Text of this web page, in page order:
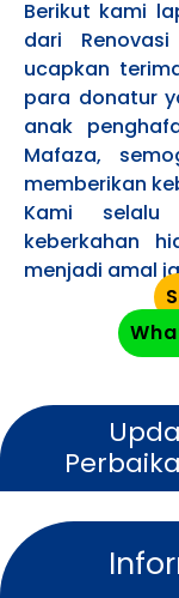
Berikut kami
dari
ucapkan
para donatur
anak
Mafaza,
memberikan
Kami selalu
keberkahan
menjadi amal